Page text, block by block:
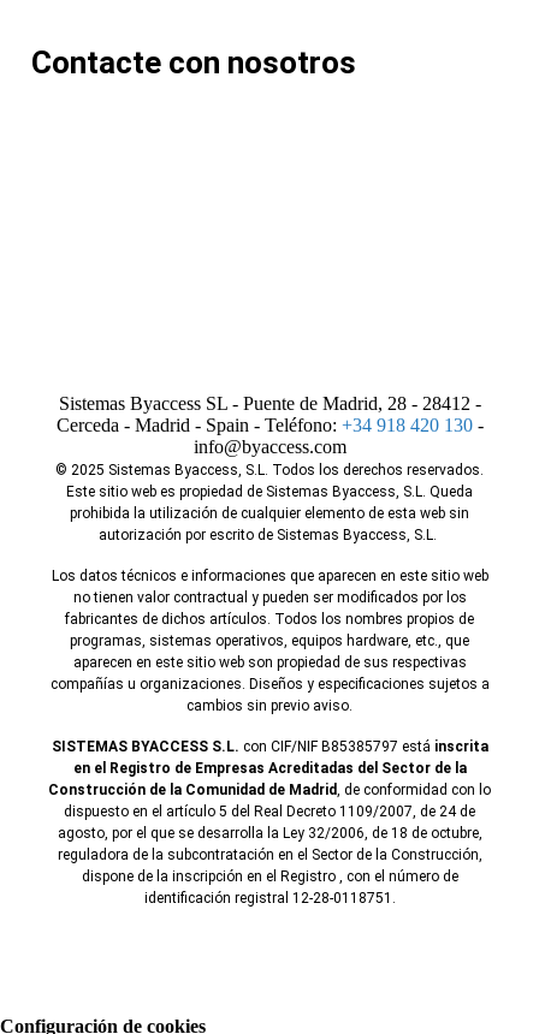
Contacte con nosotros
Sistemas Byaccess SL - Puente de Madrid, 28 - 28412 -
Cerceda - Madrid - Spain - Teléfono: +34 918 420 130-
info@byaccess.com
© 2025 Sistemas Byaccess, S.L. Todos los derechos reservados.
Este sitio web es propiedad de Sistemas Byaccess, S.L. Queda
prohibida la utilización de cualquier elemento de esta web sin
autorización por escrito de Sistemas Byaccess, S.L.
Los datos técnicos e informaciones que aparecen en este sitio web
no tienen valor contractual y pueden ser modificados por los
fabricantes de dichos artículos. Todos los nombres propios de
programas, sistemas operativos, equipos hardware, etc., que
aparecen en este sitio web son propiedad de sus respectivas
compañías u organizaciones. Diseños y especificaciones sujetos a
cambios sin previo aviso.
SISTEMAS BYACCESS S.L. con CIF/NIF B85385797 está inscrita
en el Registro de Empresas Acreditadas del Sector de la
Construcción de la Comunidad de Madrid , de conformidad con lo
dispuesto en el artículo 5 del Real Decreto 1109/2007, de 24 de
agosto, por el que se desarrolla la Ley 32/2006, de 18 de octubre,
reguladora de la subcontratación en el Sector de la Construcción,
dispone de la inscripción en el Registro , con el número de
identificación registral 12-28-0118751.
Configuración de cookies